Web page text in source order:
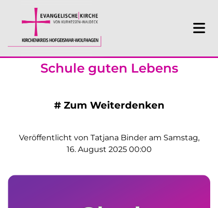
Schule guten Lebens
# Zum Weiterdenken
Veröffentlicht von Tatjana Binder am Samstag,
16. August 2025 00:00